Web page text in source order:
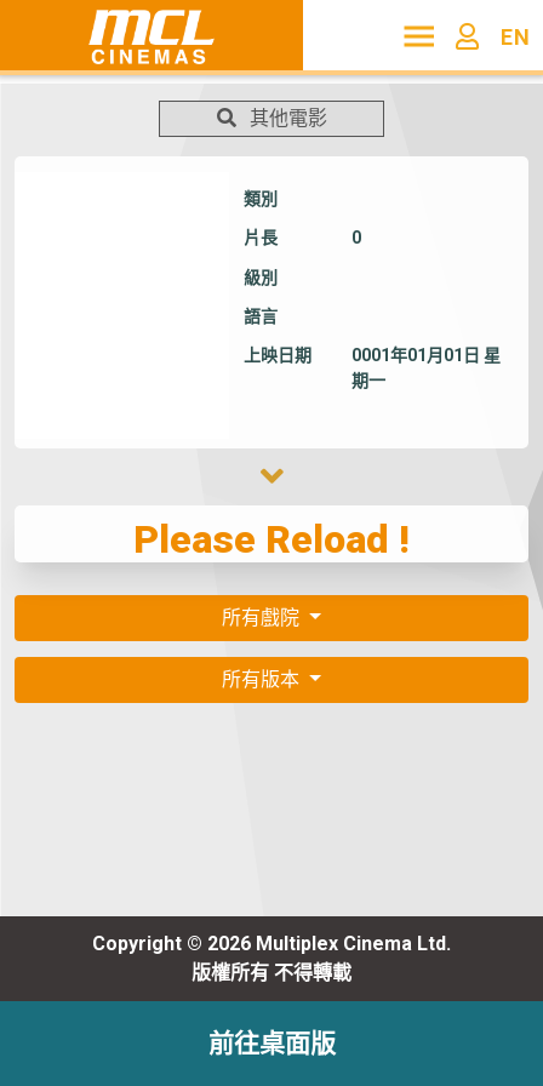
EN
其他電影
類別
片長 0
級別
語言
上映日期
0001年01月01日 星
期一
Please Reload !
所有戲院
所有版本
Copyright © 2026 Multiplex Cinema Ltd.
版權所有 不得轉載
前往桌面版